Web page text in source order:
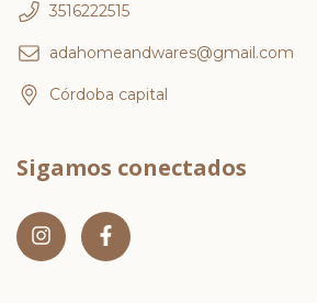
3516222515
adahomeandwares@gmail.com
Córdoba capital
Sigamos conectados